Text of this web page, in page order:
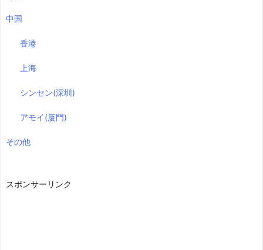
中国
香港
上海
シンセン(深圳)
アモイ(厦門)
その他
スポンサーリンク